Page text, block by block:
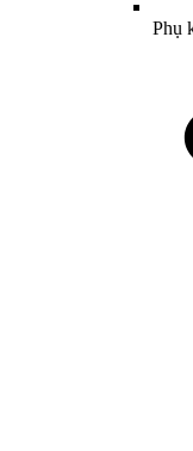
Phụ